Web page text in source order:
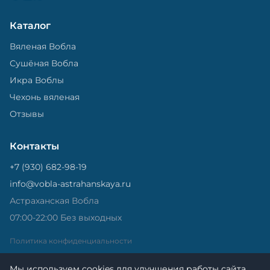
Каталог
Вяленая Вобла
Сушёная Вобла
Икра Воблы
Чехонь вяленая
Отзывы
Контакты
+7 (930) 682-98-19
info@vobla-astrahanskaya.ru
Астраханская Вобла
07:00-22:00 Без выходных
Политика конфиденциальности